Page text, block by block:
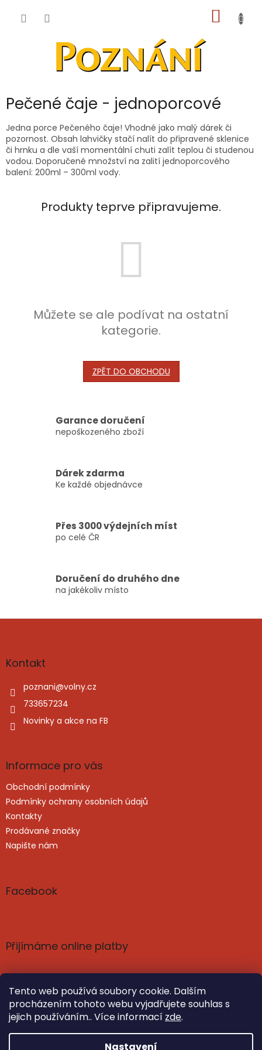
Tento web používá soubory cookie. Dalším
procházením tohoto webu vyjadřujete souhlas s
jejich používáním.. Více informací zde.
Nastavení
KOŠÍK
Pečené čaje - jednoporcové
Jedna porce Pečeného čaje! Vhodné jako malý dárek či
pozornost. Obsah lahvičky stačí nalít do připravené sklenice
či hrnku a dle vaší momentální chuti zalít teplou či studenou
vodou. Doporučené množství na zalití jednoporcového
balení: 200ml – 300ml vody.
Produkty teprve připravujeme.
Můžete se ale podívat na ostatní
kategorie.
ZPĚT DO OBCHODU
Garance doručení
nepoškozeného zboží
Dárek zdarma
Ke každé objednávce
Přes 3000 výdejních míst
po celé ČR
Doručení do druhého dne
na jakékoliv místo
Z
aKontakt
poznani@volny.cz
733657234
Novinky a akce na FB
Informace pro vás
Obchodní podmínky
Podmínky ochrany osobních údajů
Kontakty
Prodávané značky
Napište nám
Facebook
Přijímáme online platby
Nastavil tým EshopyUmíme.cz